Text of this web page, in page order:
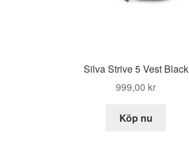
Silva Strive 5 Vest Black
999,00 kr
Köp nu